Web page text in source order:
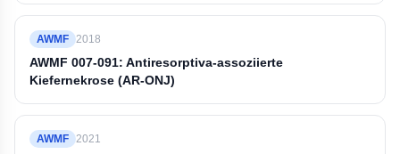
AWMF 2018
AWMF 007-091: Antiresorptiva-assoziierte
Kiefernekrose (AR-ONJ)
AWMF 2021